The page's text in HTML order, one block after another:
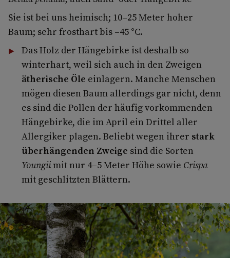
Sie ist bei uns heimisch; 10–25 Meter hoher
Baum; sehr frosthart bis –45 °C.
Das Holz der Hängebirke ist deshalb so
winterhart, weil sich auch in den Zweigen
ätherische Öle einlagern. Manche Menschen
mögen diesen Baum allerdings gar nicht, denn
es sind die Pollen der häufig vorkommenden
Hängebirke, die im April ein Drittel aller
Allergiker plagen. Beliebt wegen ihrer stark
überhängenden Zweige sind die Sorten
Youngiimit nur 4–5 Meter Höhe sowie Crispa
mit geschlitzten Blättern.